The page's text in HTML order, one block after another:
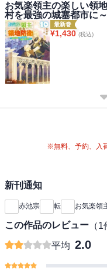
お気楽領主の楽しい領
村を最強の城塞都市に～
最新巻
¥1,430 (税込)
※無料、予約、入
新刊通知
赤池宗 転 お気楽領
この作品のレビュー （1
平均 2.0